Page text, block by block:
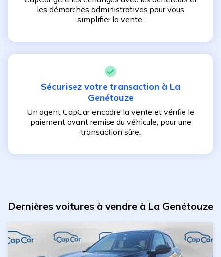
les démarches administratives pour vous
simplifier la vente.
Sécurisez votre transaction à La
Genétouze
Un agent CapCar encadre la vente et vérifie le
paiement avant remise du véhicule, pour une
transaction sûre.
Dernières voitures à vendre à La Genétouze